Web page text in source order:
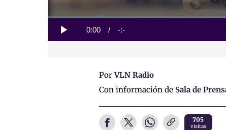
Play Current
0:00 / Duration
-:-
Loaded:
PorVLN Radio
Con información de Sala de
705
visitas